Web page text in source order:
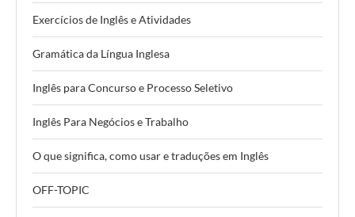
Exercícios de Inglês e Atividades
Gramática da Língua Inglesa
Inglês para Concurso e Processo Seletivo
Inglês Para Negócios e Trabalho
O que significa, como usar e traduções em Inglês
OFF-TOPIC